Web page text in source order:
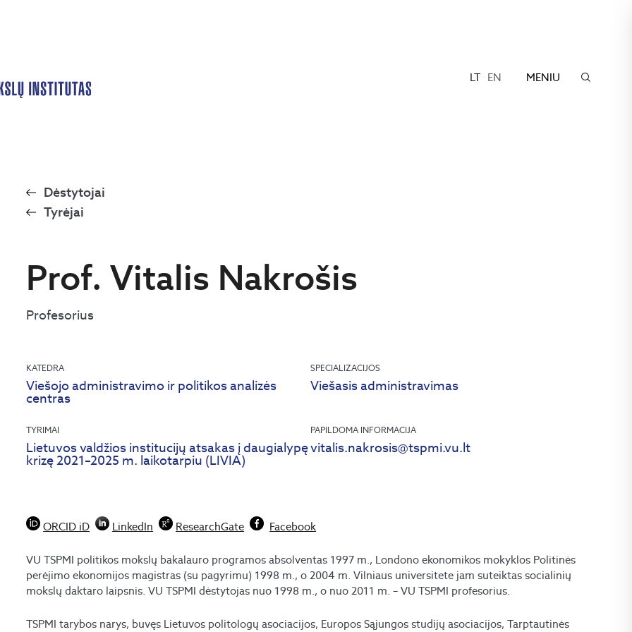
LT EN MENIU
Dėstytojai
Tyrėjai
Prof. Vitalis Nakrošis
Profesorius
KATEDRA
Viešojo administravimo ir politikos analizės
centras
SPECIALIZACIJOS
Viešasis administravimas
TYRIMAI
Lietuvos valdžios institucijų atsakas į daugialypę
krizę 2021–2025 m. laikotarpiu (LIVIA)
PAPILDOMA INFORMACIJA
vitalis.nakrosis@tspmi.vu.lt
ORCID iD LinkedIn ResearchGate Facebook
VU TSPMI politikos mokslų bakalauro programos absolventas 1997 m., Londono ekonomikos mokyklos Politinės
perėjimo ekonomijos magistras (su pagyrimu) 1998 m., o 2004 m. Vilniaus universitete jam suteiktas socialinių
mokslų daktaro laipsnis. VU TSPMI dėstytojas nuo 1998 m., o nuo 2011 m. – VU TSPMI profesorius.
TSPMI tarybos narys, buvęs Lietuvos politologų asociacijos, Europos Sąjungos studijų asociacijos, Tarptautinės